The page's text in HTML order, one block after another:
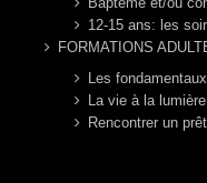
12-15 ans: les
FORMATIONS
Les
La vie à la
Rencontrer un